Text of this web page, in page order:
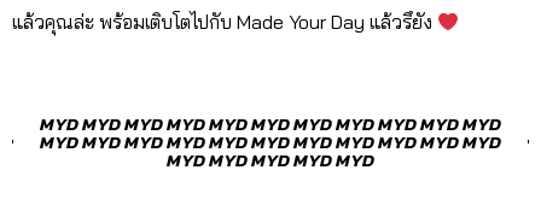
แล้วคุณล่ะ พร้อมเติบโตไปกับ Made Your Day แล้วรึยัง
MYD MYD MYD MYD MYD MYD MYD MYD MYD MYD MYD
MYD MYD MYD MYD MYD MYD MYD MYD MYD MYD MYD
MYD MYD MYD MYD MYD